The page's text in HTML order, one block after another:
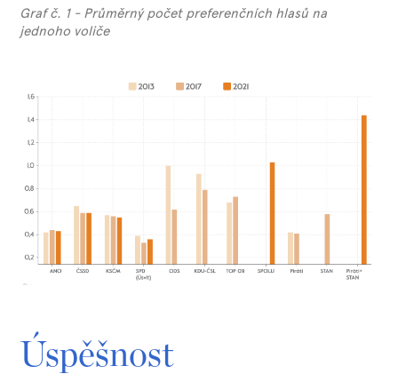
Graf č. 1 - Průměrný počet preferenčních hlasů na
jednoho voliče
Úspěšnost